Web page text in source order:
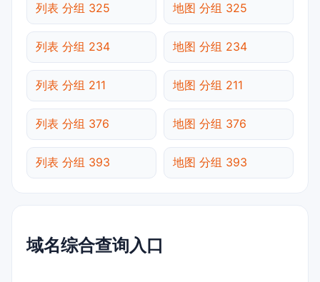
列表 分组 325 地图 分组 325
列表 分组 234 地图 分组 234
列表 分组 211 地图 分组 211
列表 分组 376 地图 分组 376
列表 分组 393 地图 分组 393
域名综合查询入口